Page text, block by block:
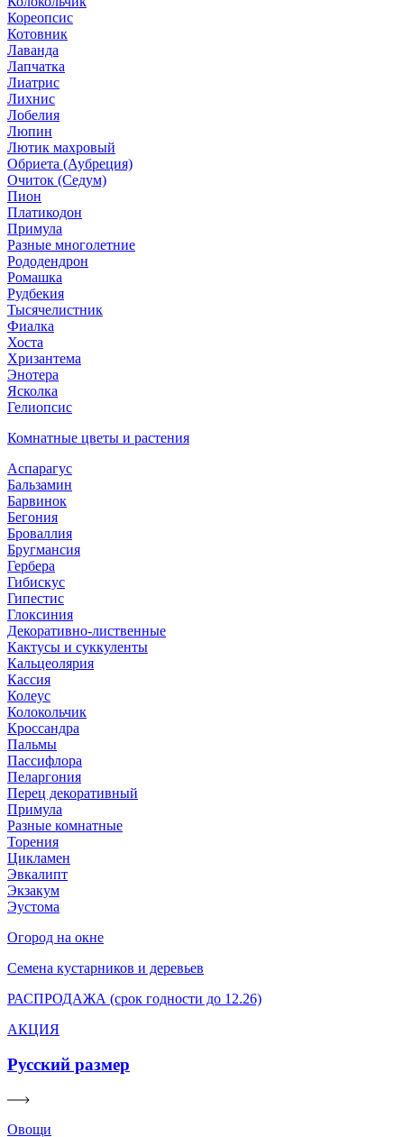
Кореопсис
Котовник
Лаванда
Лапчатка
Лиатрис
Лихнис
Лобелия
Люпин
Лютик махровый
Обриета (Аубреция)
Очиток (Седум)
Пион
Платикодон
Примула
Разные многолетние
Рододендрон
Ромашка
Рудбекия
Тысячелистник
Фиалка
Хоста
Хризантема
Энотера
Ясколка
Гелиопсис
Комнатные цветы и растения
Аспарагус
Бальзамин
Барвинок
Бегония
Броваллия
Бругмансия
Гербера
Гибискус
Гипестис
Глоксиния
Декоративно-лиственные
Кактусы и суккуленты
Кальцеолярия
Кассия
Колеус
Колокольчик
Кроссандра
Пальмы
Пассифлора
Пеларгония
Перец декоративный
Примула
Разные комнатные
Торения
Цикламен
Эвкалипт
Экзакум
Эустома
Огород на окне
Семена кустарников и деревьев
РАСПРОДАЖА (срок годности до 12.26)
АКЦИЯ
Русский размер
Овощи